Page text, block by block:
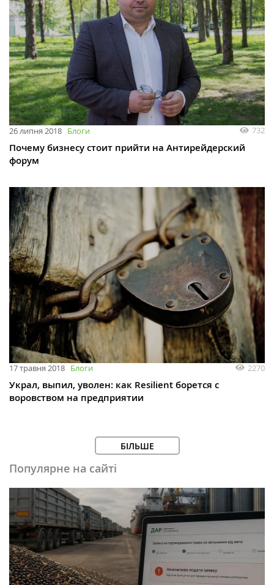
26 липня 2018 Блоги 732
Почему бизнесу стоит прийти на Антирейдерский
форум
17 травня 2018 Блоги 2270
Украл, выпил, уволен: как Resilient борется с
воровством на предприятии
БІЛЬШЕ
Популярне на сайті